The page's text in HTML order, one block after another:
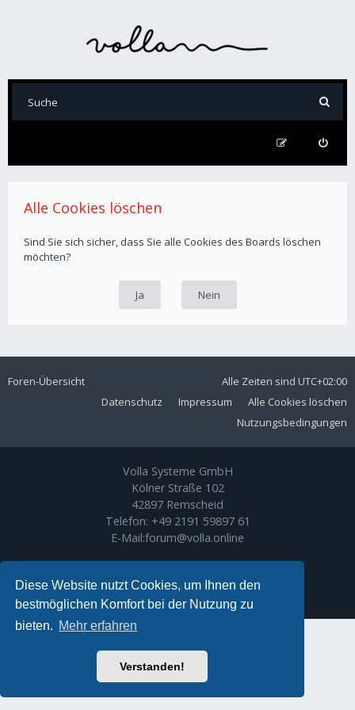
Diese Website nutzt Cookies, um Ihnen den
bestmöglichen Komfort bei der Nutzung zu
bieten. Mehr erfahren
Verstanden!
Alle Cookies löschen
Sind Sie sich sicher, dass Sie alle Cookies des Boards löschen
möchten?
Foren-Übersicht Alle Zeiten sind UTC+02:00
Alle Cookies löschen
Impressum
Datenschutz
Nutzungsbedingungen
Volla Systeme GmbH
Kölner Straße 102
42897 Remscheid
Telefon: +49 2191 59897 61
E-Mail:forum@volla.online
Ariki Theme byGramziu